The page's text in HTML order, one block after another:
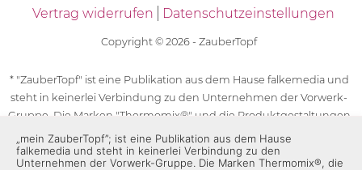
Vertrag widerrufen
Datenschutzeinstellungen
Copyright © 2026 - ZauberTopf
* "ZauberTopf" ist eine Publikation aus dem Hause falkemedia und
steht in keinerlei Verbindung zu den Unternehmen der Vorwerk-
Gruppe. Die Marken "Thermomix®" und die Produktgestaltungen
des "Thermomix®" sind eingetragene Marken der Unternehmen
der Vorwerk-Gruppe. Die Marken Thermomix®, die Zeichen TM5®,
„mein ZauberTopf”; ist eine Publikation aus dem Hause
falkemedia und steht in keinerlei Verbindung zu den
Unternehmen der Vorwerk-Gruppe. Die Marken Thermomix®, die